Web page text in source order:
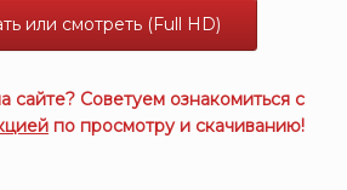
или смотреть (Full HD)
сайте? Советуем ознакомиться с
по просмотру и скачиванию!